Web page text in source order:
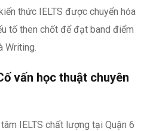
thức IELTS được chuyển hóa
tố then chốt để đạt band điểm
Writing.
vấn học thuật chuyên
IELTS chất lượng tại Quận 6